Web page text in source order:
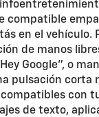
compatible
en el vehículo.
de manos
Google", o
pulsación corta
con
de texto,